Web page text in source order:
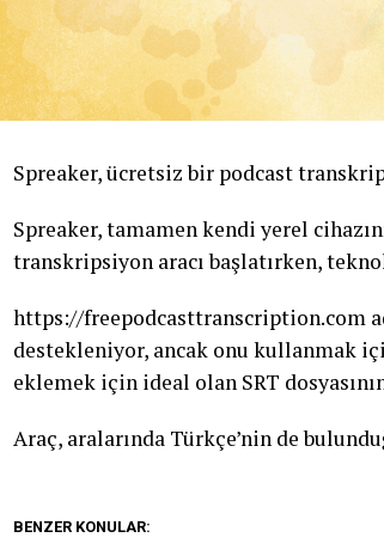
Spreaker, ücretsiz bir podcast
Spreaker, tamamen kendi yerel
transkripsiyon aracı başlatırken,
https://freepodcasttranscription.com
destekleniyor, ancak onu kullanmak
eklemek için ideal olan SRT
Araç, aralarında Türkçe’nin de
BENZER KONULAR: